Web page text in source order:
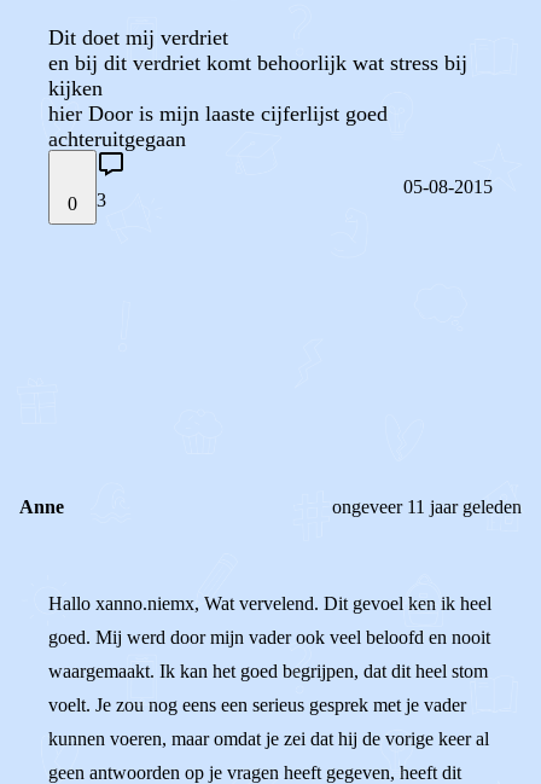
Dit doet mij verdriet
en bij dit verdriet komt behoorlijk wat stress bij
kijken
hier Door is mijn laaste cijferlijst goed
achteruitgegaan
0 3
05-08-2015
Anne ongeveer 11 jaar geleden
Hallo xanno.niemx, Wat vervelend. Dit gevoel ken ik heel
goed. Mij werd door mijn vader ook veel beloofd en nooit
waargemaakt. Ik kan het goed begrijpen, dat dit heel stom
voelt. Je zou nog eens een serieus gesprek met je vader
kunnen voeren, maar omdat je zei dat hij de vorige keer al
geen antwoorden op je vragen heeft gegeven, heeft dit